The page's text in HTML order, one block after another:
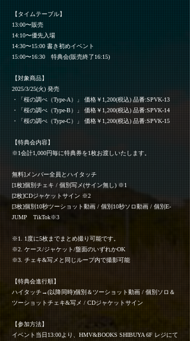
【タイムテーブル】
13:00〜販売
14:10〜優先入場
14:30〜15:00 書き初めイベント
15:00〜16:30 特典会(販売終了16:15)
【対象商品】
2025/3/25(火) 発売
・「桜の調べ（Type-A）」 価格￥1,200(税込) 品番:SPVK-13
・「桜の調べ（Type-B）」 価格￥1,200(税込) 品番:SPVK-14
・「桜の調べ（Type-C）」 価格￥1,200(税込) 品番:SPVK-15
【特典会内容】
※1会計1,000円毎に特典券を1枚お渡しいたします。
無料]メンバー全員とハイタッチ
[1枚]個別チェキ / 個別写メ(サイン無し) ※1
[2枚]CDジャケットサイン ※2
[3枚]個別10秒ツーショット動画 / 個別10秒ソロ動画 / 個別E-
JUMP TikTok※3
※1. 1度に5枚までまとめ撮り可能です。
※2. ケース/ジャケット/盤面のいずれかOK
※3. チェキ&写メと同じループ内で撮影可能
【特典会進行順】
ハイタッチ→(以降同時)個別＆ツーショット動画 / 個別ソロ＆
ツーショットチェキ&写メ / CDジャケットサイン
【参加方法】
イベント当日13:00より、HMV&BOOKS SHIBUYA 6F レジにて